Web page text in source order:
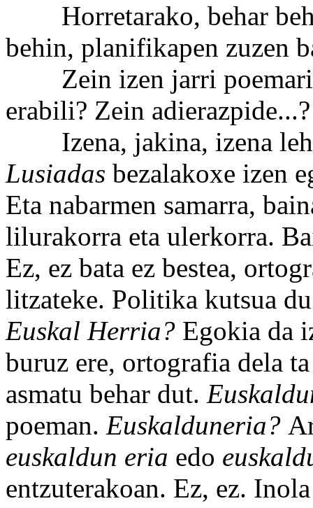
Horretarako, behar
behin, planifikapen zuzen
Zein izen jarri poemari?
erabili? Zein adierazpide...?
Izena, jakina, izena
Lusiadas bezalakoxe izen
Eta nabarmen samarra,
lilurakorra eta ulerkorra.
Ez, ez bata ez bestea,
litzateke. Politika kutsua
Euskal Herria? Egokia da
buruz ere, ortografia dela
asmatu behar dut.
poeman. Euskalduneria?
euskaldun eria edo
entzuterakoan. Ez, ez.